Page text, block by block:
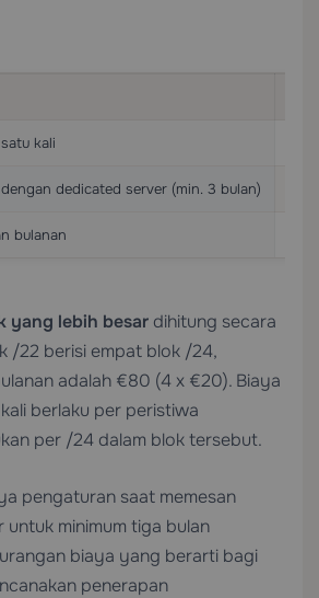
kali
dedicated server (min. 3 bulan)
bulanan
yang lebih besar dihitung secara
/22 berisi empat blok /24,
adalah €80 (4 x €20). Biaya
berlaku per peristiwa
per /24 dalam blok tersebut.
pengaturan saat memesan
untuk minimum tiga bulan
biaya yang berarti bagi
penerapan